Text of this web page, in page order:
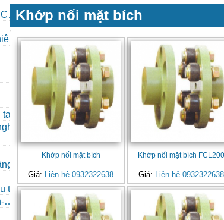
-
eo
tải
tải
Khớp nối mặt bích
Khớp nối mặt bích
Giá: Liên hệ 0932322638
Khớp nối mặt bích FCL200
Giá: Liên hệ 0932322638